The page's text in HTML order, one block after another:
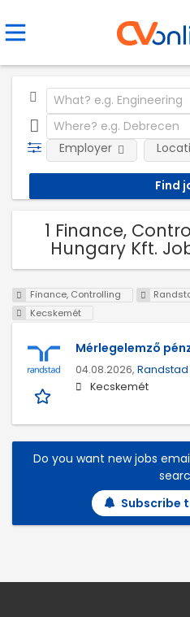
Employer
1 Finance,
Hungary Kft.
Finance, Controlling
Kecskemét
Mérlegelemző
04.08.2026, Randstad
Kecskemét
Do you want new jobs
Subscribe